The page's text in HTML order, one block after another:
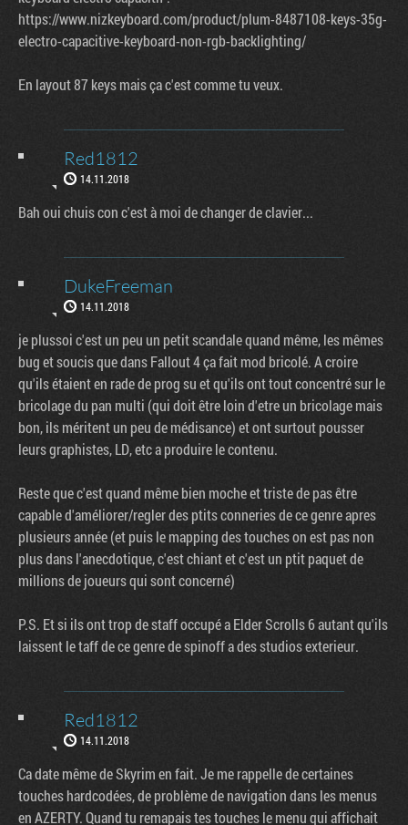
https://www.nizkeyboard.com/product/plum-8487108-keys-35g-
electro-capacitive-keyboard-non-rgb-backlighting/
En layout 87 keys mais ça c'est comme tu veux.
Red1812
14.11.2018
Bah oui chuis con c'est à moi de changer de clavier...
DukeFreeman
14.11.2018
je plussoi c'est un peu un petit scandale quand même, les mêmes
bug et soucis que dans Fallout 4 ça fait mod bricolé. A croire
qu'ils étaient en rade de prog su et qu'ils ont tout concentré sur le
bricolage du pan multi (qui doit être loin d'etre un bricolage mais
bon, ils méritent un peu de médisance) et ont surtout pousser
leurs graphistes, LD, etc a produire le contenu.
Reste que c'est quand même bien moche et triste de pas être
capable d'améliorer/regler des ptits conneries de ce genre apres
plusieurs année (et puis le mapping des touches on est pas non
plus dans l'anecdotique, c'est chiant et c'est un ptit paquet de
millions de joueurs qui sont concerné)
P.S. Et si ils ont trop de staff occupé a Elder Scrolls 6 autant qu'ils
laissent le taff de ce genre de spinoff a des studios exterieur.
Red1812
14.11.2018
Ca date même de Skyrim en fait. Je me rappelle de certaines
touches hardcodées, de problème de navigation dans les menus
en AZERTY. Quand tu remapais tes touches le menu qui affichait